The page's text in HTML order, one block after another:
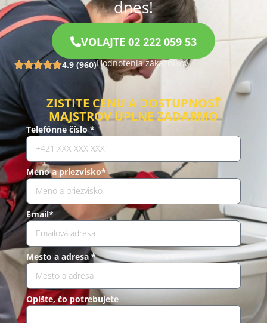
dnes!
VOLAJTE 02 222 059 53
4.9 (960)Hodnotenia zákazníkov
ZISTITE CENU A DOSTUPNOSŤ
MAJSTROV ÚPLNE ZADARMO
Telefónne číslo *
Meno a priezvisko*
Email*
Mesto a adresa *
Opíšte, čo potrebujete